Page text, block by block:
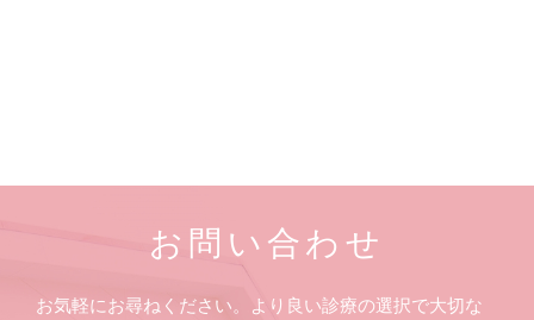
お問い合わせ
お気軽にお尋ねください。より良い診療の選択で大切な